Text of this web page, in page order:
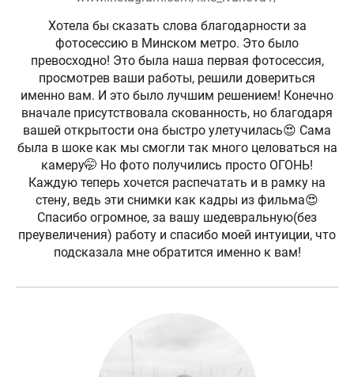
Хотела бы сказать слова благодарности за
фотосессию в Минском метро. Это было
превосходно! Это была наша первая фотосессия,
просмотрев ваши работы, решили довериться
именно вам. И это было лучшим решением! Конечно
вначале присутствовала скованность, но благодаря
вашей открытости она быстро улетучилась😍 Сама
была в шоке как мы смогли так много целоваться на
камеру🤭 Но фото получились просто ОГОНЬ!
Каждую теперь хочется распечатать и в рамку на
стену, ведь эти снимки как кадры из фильма😍
Спасибо огромное, за вашу шедевральную(без
преувеличения) работу и спасибо моей интуиции, что
подсказала мне обратится именно к вам!